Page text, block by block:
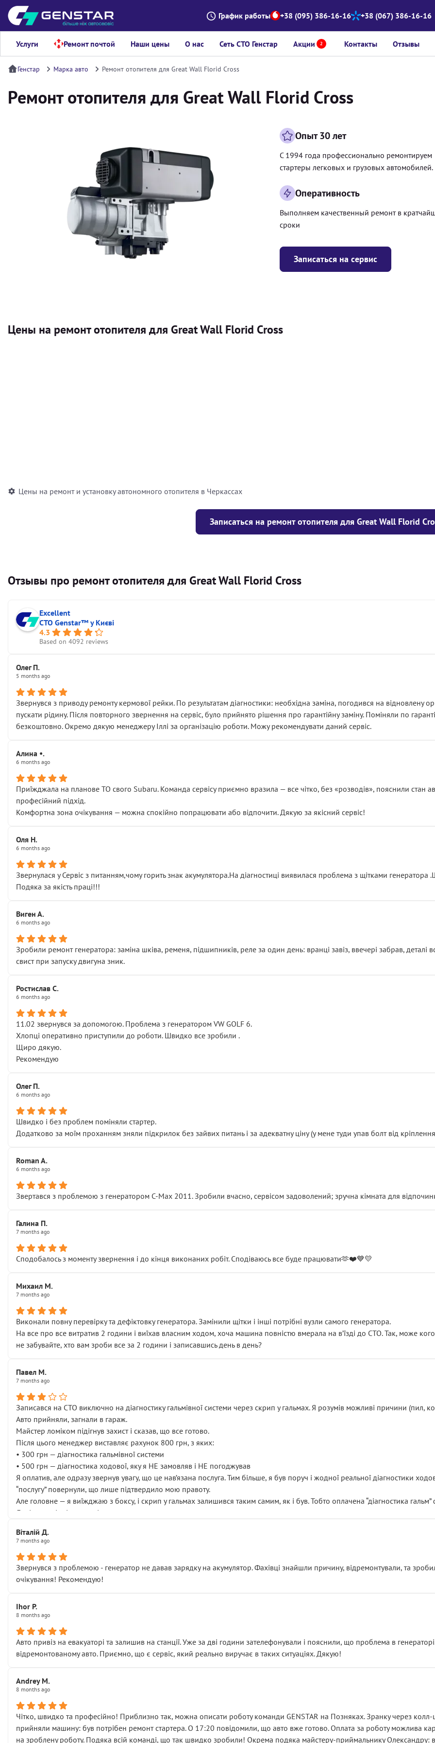
График работы +38 (095) 386-16-16 +38 (067) 386-16-16
Услуги Ремонт почтой Наши цены О нас Сеть СТО Генстар Акции 2 Контакты Отзывы
Генстар Марка авто Ремонт отопителя для Great Wall Florid Cross
Ремонт отопителя для Great Wall Florid Cross
Записаться на сервис
Опыт 30 лет
С 1994 года профессионально ремонтируем
стартеры легковых и грузовых автомобилей.
Оперативность
Выполняем качественный ремонт в
сроки
Цены на ремонт отопителя для Great Wall Florid Cross
Цены на ремонт и установку автономного отопителя в Черкассах
Записаться на ремонт отопителя для Great Wall Florid
Отзывы про ремонт отопителя для Great Wall Florid Cross
Excellent
СТО Genstar™ у Києві
4.3
Based on 4092 reviews
Олег П.
5 months ago
Звернувся з приводу ремонту кермової рейки. По результатам діагностики: необхідна заміна, погодився на відновлену
пускати рідину. Після повторного звернення на сервіс, було прийнято рішення про гарантійну заміну. Поміняли по
безкоштовно. Окремо дякую менеджеру Іллі за організацію роботи. Можу рекомендувати даний сервіс.
Алина •.
6 months ago
Приїжджала на планове ТО свого Subaru. Команда сервісу приємно вразила — все чітко, без «розводів», пояснили стан
професійний підхід.
Комфортна зона очікування — можна спокійно попрацювати або відпочити. Дякую за якісний сервіс!
Оля Н.
6 months ago
Звернулася у Сервіс з питанням,чому горить знак акумулятора.На діагностиці виявилася проблема з щітками
Подяка за якість праці!!!
Виген А.
6 months ago
Зробили ремонт генератора: заміна шківа, ременя, підшипників, реле за один день: вранці завіз, ввечері забрав, деталі
свист при запуску двигуна зник.
Ростислав С.
6 months ago
11.02 звернувся за допомогою. Проблема з генератором VW GOLF 6.
Хлопці оперативно приступили до роботи. Швидко все зробили .
Щиро дякую.
Рекомендую
Олег П.
6 months ago
Швидко і без проблем поміняли стартер.
Додатково за моїм проханням зняли підкрилок без зайвих питань і за адекватну ціну (у мене туди упав болт від
Roman A.
6 months ago
Звертався з проблемою з генератором C-Max 2011. Зробили вчасно, сервісом задоволений; зручна кімната для
Галина П.
7 months ago
Сподобалось з моменту звернення і до кінця виконаних робіт. Сподіваюсь все буде працювати🫶❤️💙💛
Михаил М.
7 months ago
Виконали повну перевірку та дефіктовку генератора. Замінили щітки і інші потрібні вузли самого генератора.
На все про все витратив 2 години і виїхав власним ходом, хоча машина повністю вмерала на вʼїзді до СТО. Так, може
не забувайте, хто вам зроби все за 2 години і записавшись день в день?
Павел М.
7 months ago
Записався на СТО виключно на діагностику гальмівної системи через скрип у гальмах. Я розумів можливі причини (пил,
Авто прийняли, загнали в гараж.
Майстер ломіком підігнув захист і сказав, що все готово.
Після цього менеджер виставляє рахунок 800 грн, з яких:
• 300 грн — діагностика гальмівної системи
• 500 грн — діагностика ходової, яку я НЕ замовляв і НЕ погоджував
Я оплатив, але одразу звернув увагу, що це нав’язана послуга. Тим більше, я був поруч і жодної реальної діагностики
“послугу” повернули, що лише підтвердило мою правоту.
Але головне — я виїжджаю з боксу, і скрип у гальмах залишився таким самим, як і був. Тобто оплачена “діагностика
Далі ситуація тільки погіршилась:
• що біля авто стояти вже не можна
( ну все зняли та доробили) дякую!
Окремий момент, який виглядає абсурдно:
мені заявили, що бачок гальмівної рідини потрібно міняти разом із головним гальмівним циліндром у зборі.
Що прикро — це не перший мій візит. Раніше міняв у вас стартер, і тоді сервіс наче справив хороше враження. Але
пояснили, що це “старі гайки, які відкручували”, і попросили не хвилюватися. ( надіюсь новий власник, не застяг в полі))
Але після нинішнього візиту такі дрібниці вже не здаються дрібницями.
Я — клієнт, який працює на довірі, і саме її цей сервіс серйозно підірвав.
Хотілося б більше:
• прозорості в роботах і рахунках
• реальної діагностики, а не формального “подивились і поїхав”
На жаль, складається враження, що сервіс працює не на якість, а “аби швидше і дорожче”. Саме це і псує загальне
Стосовно комунікації - все добре
Віталій Д.
7 months ago
Звернувся з проблемою - генератор не давав зарядку на акумулятор. Фахівці знайшли причину, відремонтували, та
очікування! Рекомендую!
Ihor P.
8 months ago
Авто привіз на евакуаторі та залишив на станції. Уже за дві години зателефонували і пояснили, що проблема в
відремонтованому авто. Приємно, що є сервіс, який реально виручає в таких ситуаціях. Дякую!
Andrey M.
8 months ago
Чітко, швидко та професійно! Приблизно так, можна описати роботу команди GENSTAR на Позняках. Зранку через колл-
прийняли машину: був потрібен ремонт стартера. О 17:20 повідомили, що авто вже готово. Оплата за роботу можлива
на зроблену роботу. Подяка всій команді, що так швидко зробили! Окрема подяка майстеру-приймальнику Олександру: